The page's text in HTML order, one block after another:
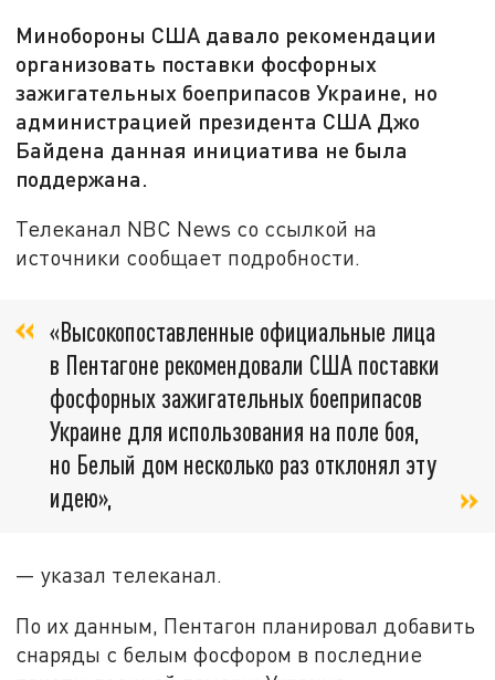
Минобороны США давало рекомендации
организовать поставки фосфорных
зажигательных боеприпасов Украине, но
администрацией президента США Джо
Байдена данная инициатива не была
поддержана.
Телеканал NBC News со ссылкой на
источники сообщает подробности.
«Высокопоставленные официальные лица
в Пентагоне рекомендовали США поставки
фосфорных зажигательных боеприпасов
Украине для использования на поле боя,
но Белый дом несколько раз отклонял эту
идею»,
— указал телеканал.
По их данным, Пентагон планировал добавить
снаряды с белым фосфором в последние